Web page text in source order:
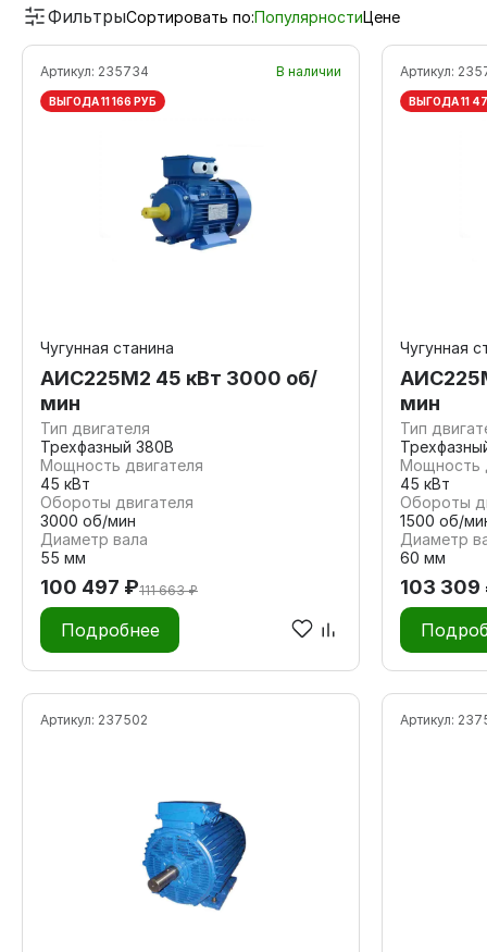
ФильтрыСортировать по:ПопулярностиЦене
Артикул: 235734 В наличии
ВЫГОДА 11 166 РУБ
Чугунная станина
АИС225М2 45 кВт 3000 об/
мин
Тип двигателя
Трехфазный 380В
Мощность двигателя
45 кВт
Обороты двигателя
3000 об/мин
Диаметр вала
55 мм
100 497 ₽111 663 ₽
Подробнее
Артикул:
ВЫГОДА 11
Чугунная
мин
Тип
Мощность
45 кВт
Обороты
1500 об/
Диаметр
60 мм
103 309
Артикул: 237502 Артикул: